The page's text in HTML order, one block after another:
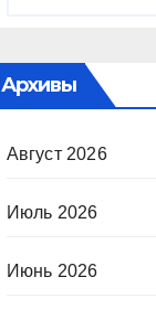
Архивы
Август 2026
Июль 2026
Июнь 2026